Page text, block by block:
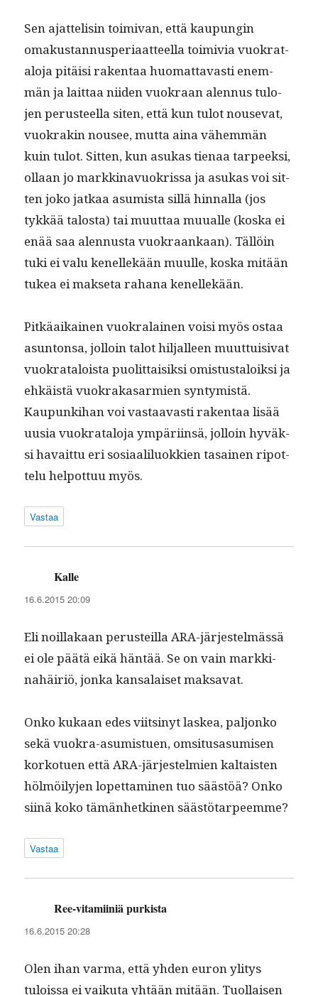
Sen ajat­telisin toimi­van, että kaupun­gin
omakus­tan­nus­pe­ri­aat­teel­la toimivia vuokrat­
alo­ja pitäisi rak­en­taa huo­mat­tavasti enem­
män ja lait­taa niiden vuokraan alen­nus tulo­
jen perus­teel­la siten, että kun tulot nou­se­vat,
vuokrakin nousee, mut­ta aina vähem­män
kuin tulot. Sit­ten, kun asukas tien­aa tarpeek­si,
ollaan jo markki­navuokris­sa ja asukas voi sit­
ten joko jatkaa asum­ista sil­lä hin­nal­la (jos
tykkää talosta) tai muut­taa muualle (kos­ka ei
enää saa alen­nus­ta vuokraankaan). Täl­löin
tuki ei valu kenellekään muulle, kos­ka mitään
tukea ei mak­se­ta rahana kenellekään.
Pitkäaikainen vuokralainen voisi myös ostaa
asun­ton­sa, jol­loin talot hil­jalleen muut­tuisi­vat
vuokrat­aloista puolit­taisik­si omis­tustaloik­si ja
ehkäistä vuokrakasarmien syn­tymistä.
Kaupunki­han voi vas­taavasti rak­en­taa lisää
uusia vuokrat­alo­ja ympäri­in­sä, jol­loin hyväk­
si havait­tu eri sosi­aalilu­okkien tasainen ripot­
telu helpot­tuu myös.
Vastaa
Kalle
16.6.2015 20:09
Eli noil­lakaan perusteil­la ARA-jär­jestelmässä
ei ole päätä eikä hän­tää. Se on vain markki­
nahäir­iö, jon­ka kansalaiset maksavat.
Onko kukaan edes viitsinyt laskea, paljonko
sekä vuokra-asum­istuen, omsi­tusasumisen
korkotuen että ARA-jär­jestelmien kaltais­ten
hölmöi­ly­jen lopet­ta­mi­nen tuo säästöä? Onko
siinä koko tämän­hetki­nen säästötarpeemme?
Vastaa
Ree-vitamiiniä purkista
16.6.2015 20:28
Olen ihan var­ma, että yhden euron yli­tys
tulois­sa ei vaiku­ta yhtään mitään. Tuol­laisen